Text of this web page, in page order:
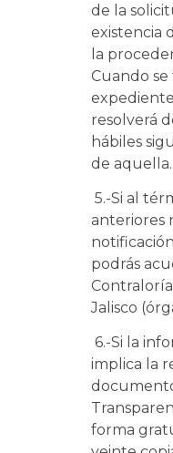
de la
existencia
la
Cuando
resolverá
hábiles
de aquella.
5.-Si al
anteriores
podrás
Jalisco
6.-Si la
implica la
forma